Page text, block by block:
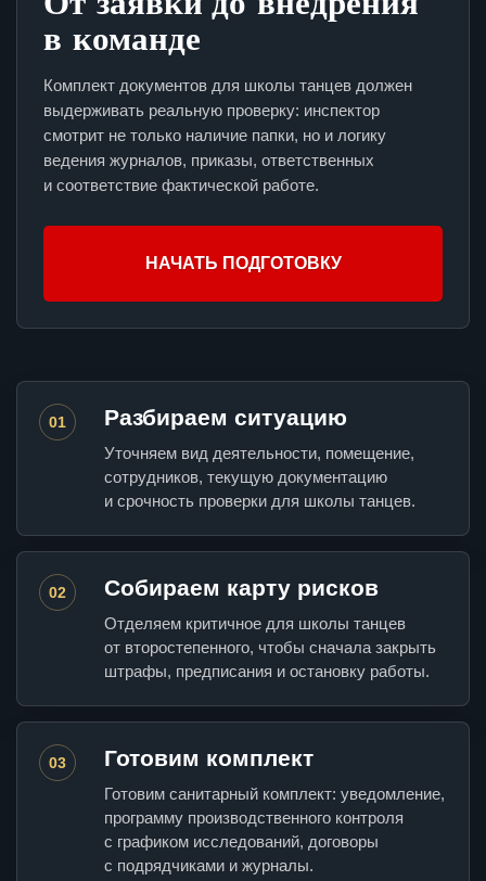
в команде
Комплект документов для школы танцев должен
выдерживать реальную проверку: инспектор
смотрит не только наличие папки, но и логику
ведения журналов, приказы, ответственных
и соответствие фактической работе.
НАЧАТЬ ПОДГОТОВКУ
01 Разбираем ситуацию
Уточняем вид деятельности, помещение,
сотрудников, текущую документацию
и срочность проверки для школы танцев.
02 Собираем карту рисков
Отделяем критичное для школы танцев
от второстепенного, чтобы сначала закрыть
штрафы, предписания и остановку работы.
03 Готовим комплект
Готовим санитарный комплект: уведомление,
программу производственного контроля
с графиком исследований, договоры
с подрядчиками и журналы.